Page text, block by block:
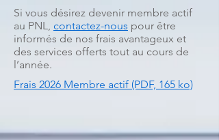
Si vous désirez devenir membre actif
au PNL, contactez-nous pour être
informés de nos frais avantageux et
des services offerts tout au cours de
l’année.
Frais 2026 Membre actif (PDF, 165 ko)